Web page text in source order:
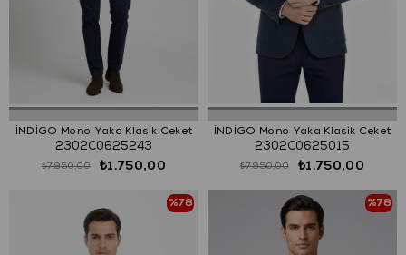
İNDİGO Mono Yaka Klasik Ceket
2302C0625243
₺1.750,00
₺7.950,00
İNDİGO Mono Yaka Klasik Ceket
2302C0625015
₺1.750,00
₺7.950,00
%78 %78